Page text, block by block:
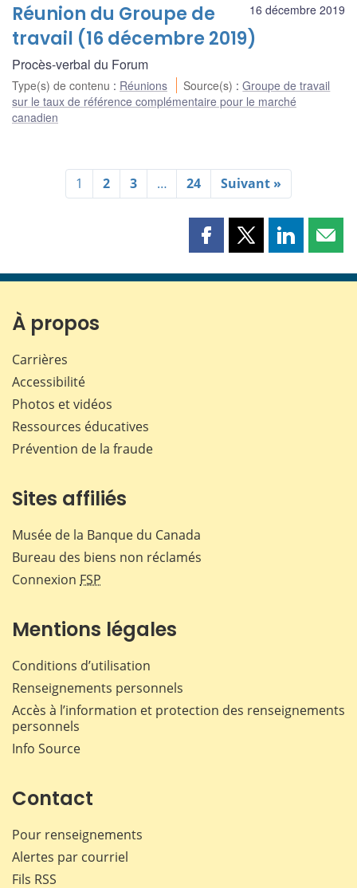
16 décembre 2019
Réunion du Groupe de
travail (16 décembre 2019)
Procès-verbal du Forum
Type(s) de contenu : Réunions Source(s) :Groupe de travail
sur le taux de référence complémentaire pour le marché
canadien
1 2 3 … 24 Suivant »
Partager
page
Partager
page
Partager
page page
À propos
Carrières
Accessibilité
Photos et vidéos
Ressources éducatives
Prévention de la fraude
Sites affiliés
Musée de la Banque du Canada
Bureau des biens non réclamés
Connexion FSP
Mentions légales
Conditions d’utilisation
Renseignements personnels
Accès à l’information et protection des renseignements
personnels
Info Source
Contact
Pour renseignements
Alertes par courriel
Fils RSS